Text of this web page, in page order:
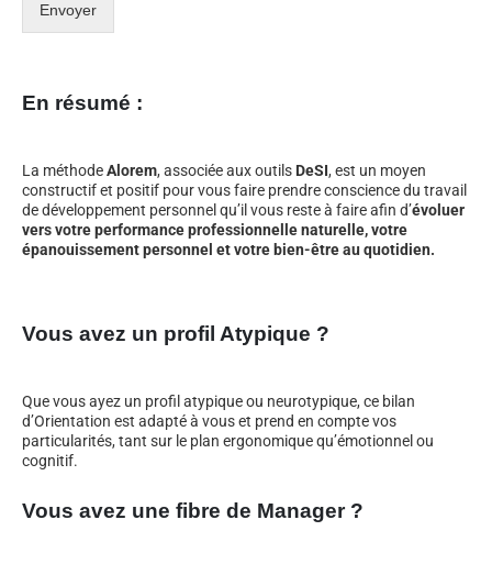
Envoyer
En résumé :
La méthodeAlorem, associée aux outils DeSI, est un moyen
constructif et positif pour vous faire prendre conscience du travail
de développement personnel qu’il vous reste à faire afin d’évoluer
vers votre performance professionnelle naturelle, votre
épanouissement personnel et votre bien-être au quotidien.
Vous avez un profil Atypique ?
Que vous ayez un profil atypique ou neurotypique, ce bilan
d’Orientation est adapté à vous et prend en compte vos
particularités, tant sur le plan ergonomique qu’émotionnel ou
cognitif.
Vous avez une fibre de Manager ?